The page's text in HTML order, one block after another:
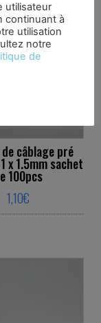
câblage pré
x 1.5mm sachet
100pcs
1,10€
utilisateur
continuant à
utilisation
notre
de